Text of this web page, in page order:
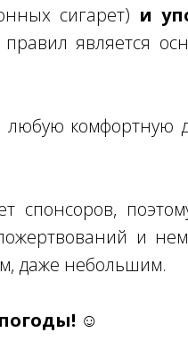
сигарет) и
является
любую комфортную
спонсоров,
и
даже небольшим.
☺